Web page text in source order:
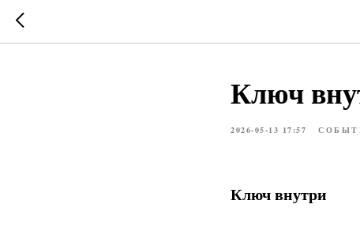
Ключ
2026-05-13 17:57
Ключ внутри